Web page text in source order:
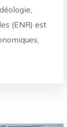
(ENR) est